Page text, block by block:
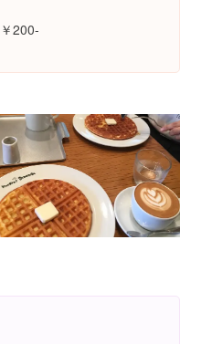
200-